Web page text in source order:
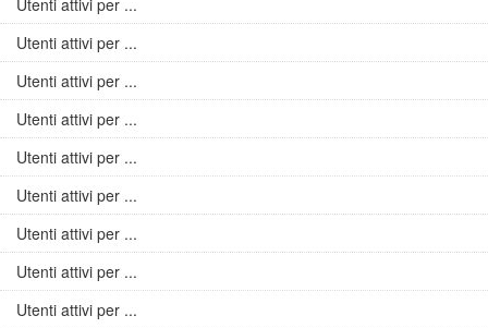
Utenti attivi per ...
Utenti attivi per ...
Utenti attivi per ...
Utenti attivi per ...
Utenti attivi per ...
Utenti attivi per ...
Utenti attivi per ...
Utenti attivi per ...
Utenti attivi per ...